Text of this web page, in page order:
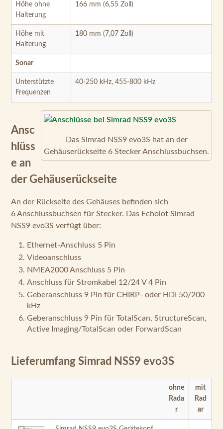
Höhe ohne
Halterung
166 mm (6,55 Zoll)
Höhe mit
Halterung
180 mm (7,07 Zoll)
Sonar
Unterstützte
Frequenzen
40-250 kHz, 455-800 kHz
Das Simrad NSS9 evo3S hat an der
Gehäuserückseite 6 Stecker Anschlussbuchsen.
Ansc
hlüss
e an
der Gehäuserückseite
An der Rückseite des Gehäuses befinden sich
6 Anschlussbuchsen für Stecker. Das Echolot Simrad
NSS9 evo3S verfügt über:
Ethernet-Anschluss 5 Pin
Videoanschluss
NMEA2000 Anschluss 5 Pin
Anschluss für Stromkabel 12/24 V 4 Pin
Geberanschluss 9 Pin für CHIRP- oder HDI 50/200
kHz
Geberanschluss 9 Pin für TotalScan, StructureScan,
Active Imaging/TotalScan oder ForwardScan
Lieferumfang Simrad NSS9 evo3S
ohne
Rada
r
mit
Rad
ar